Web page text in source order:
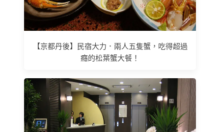
【京都丹後】民宿大力．兩人五隻蟹，吃得超過
癮的松葉蟹大餐！